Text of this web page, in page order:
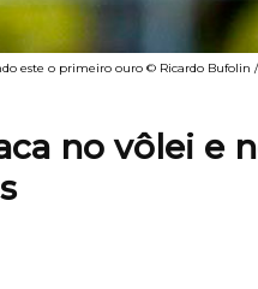
este o primeiro ouro © Ricardo Bufolin
no vôlei e